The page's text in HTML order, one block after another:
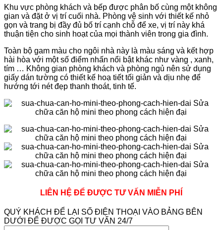
Khu vực phòng khách và bếp được phân bố cùng một không
gian và đặt ở vị trí cuối nhà. Phòng vệ sinh với thiết kế nhỏ
gọn và trang bị đầy đủ bố trí cạnh chỗ để xe, vị trí này khá
thuận tiện cho sinh hoạt của mọi thành viên trong gia đình.
Toàn bộ gam màu cho ngôi nhà này là màu sáng và kết hợp
hài hòa với một số điểm nhấn nổi bật khác như vàng , xanh,
tím … Không gian phòng khách và phòng ngủ nên sử dụng
giấy dán tường có thiết kế hoạ tiết tối giản và dịu nhẹ để
hướng tới nét đẹp thanh thoát, tinh tế.
LIÊN HỆ ĐỂ ĐƯỢC TƯ VẤN MIỄN PHÍ
QUÝ KHÁCH ĐỂ LẠI SỐ ĐIỆN THOẠI VÀO BẢNG BÊN
DƯỚI ĐỂ ĐƯỢC GỌI TƯ VẤN 24/7